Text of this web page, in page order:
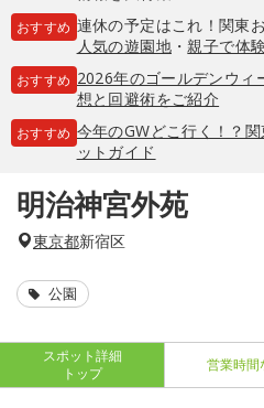
おすすめ 連休の予定はこれ！関東
人気の遊園地・親子で体
おすすめ 2026年のゴールデンウィ
想と回避術をご紹介
おすすめ 今年のGWどこ行く！？
ットガイド
明治神宮外苑
東京都新宿区
公園
スポット詳細
トップ
営業時間